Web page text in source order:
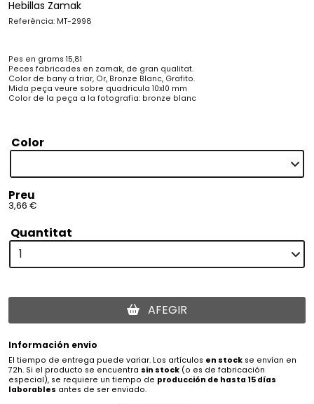
Hebillas Zamak
Referència: MT-2998
Pes en grams 15,81
Peces fabricades en zamak, de gran qualitat.
Color de bany a triar, Or, Bronze Blanc, Grafito.
Mida peça veure sobre quadricula 10x10 mm
Color de la peça a la fotografia: bronze blanc
Color
Preu
3,66 €
Quantitat
AFEGIR
Información envio
El tiempo de entrega puede variar. Los artículos en stock se envían en
72h. Si el producto se encuentra sin stock (o es de fabricación
especial), se requiere un tiempo de producción de hasta 15 días
laborables antes de ser enviado.